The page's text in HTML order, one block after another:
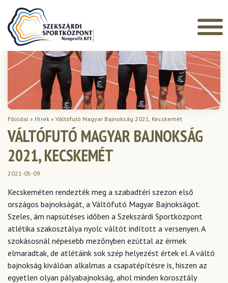
Főoldal » Hírek » Váltófutó Magyar Bajnokság 2021, Kecskemét
VÁLTÓFUTÓ MAGYAR BAJNOKSÁG
2021, KECSKEMÉT
2021-05-09
Kecskeméten rendezték meg a szabadtéri szezon első
országos bajnokságát, a Váltófutó Magyar Bajnokságot.
Szeles, ám napsütéses időben a Szekszárdi Sportközpont
atlétika szakosztálya nyolc váltót indított a versenyen. A
szokásosnál népesebb mezőnyben ezúttal az érmek
elmaradtak, de atlétáink sok szép helyezést értek el. A váltó
bajnokság kiválóan alkalmas a csapatépítésre is, hiszen az
egyetlen olyan pályabajnokság, ahol minden korosztály